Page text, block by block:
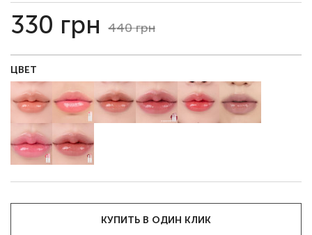
330 грн 440грн
ЦВЕТ
КУПИТЬ В ОДИН КЛИК